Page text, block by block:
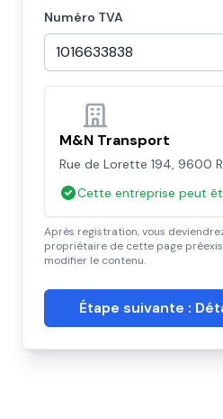
Numéro TVA
M&N Transport
Rue de Lorette 194, 9600
Cette entreprise peut
Après registration, vous
propriétaire de cette page
modifier le contenu.
Étape suivante :